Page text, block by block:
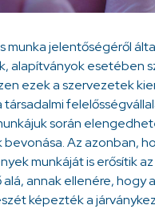
munka jelentőségéről
alapítványok esetében
ezek a szervezetek
során
Az azonban,
munkáját is erősítik
alá, annak ellenére, hogy
képezték a